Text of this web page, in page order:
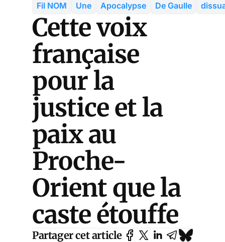
Fil NOM Une Apocalypse De Gaulle
Cette voix
française
pour la
justice et la
paix au
Proche-
Orient que la
caste étouffe
Partager cet article